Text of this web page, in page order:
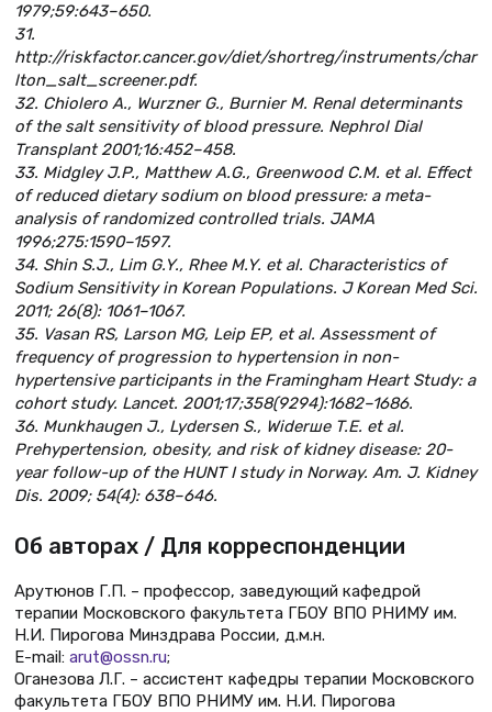
1979;59:643–650.
31.
http://riskfactor.cancer.gov/diet/shortreg/instruments/char
lton_salt_screener.pdf.
32. Chiolero A., Wurzner G., Burnier M. Renal determinants
of the salt sensitivity of blood pressure. Nephrol Dial
Transplant 2001;16:452–458.
33. Midgley J.P., Matthew A.G., Greenwood C.M. et al. Effect
of reduced dietary sodium on blood pressure: a meta-
analysis of randomized controlled trials. JAMA
1996;275:1590–1597.
34. Shin S.J., Lim G.Y., Rhee M.Y. et al. Characteristics of
Sodium Sensitivity in Korean Populations. J Korean Med Sci.
2011; 26(8): 1061–1067.
35. Vasan RS, Larson MG, Leip EP, et al. Assessment of
frequency of progression to hypertension in non-
hypertensive participants in the Framingham Heart Study: a
cohort study. Lancet. 2001;17;358(9294):1682–1686.
36. Munkhaugen J., Lydersen S., Widerшe T.E. et al.
Prehypertension, obesity, and risk of kidney disease: 20-
year follow-up of the HUNT I study in Norway. Am. J. Kidney
Dis. 2009; 54(4): 638–646.
Об авторах / Для корреспонденции
Арутюнов Г.П. – профессор, заведующий кафедрой
терапии Московского факультета ГБОУ ВПО РНИМУ им.
Н.И. Пирогова Минздрава России, д.м.н.
E-mail: arut@ossn.ru;
Оганезова Л.Г. – ассистент кафедры терапии Московского
факультета ГБОУ ВПО РНИМУ им. Н.И. Пирогова